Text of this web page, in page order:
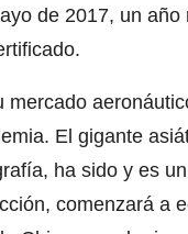
de 2017, un
mercado
El gigante
ha sido y es
comenzará a